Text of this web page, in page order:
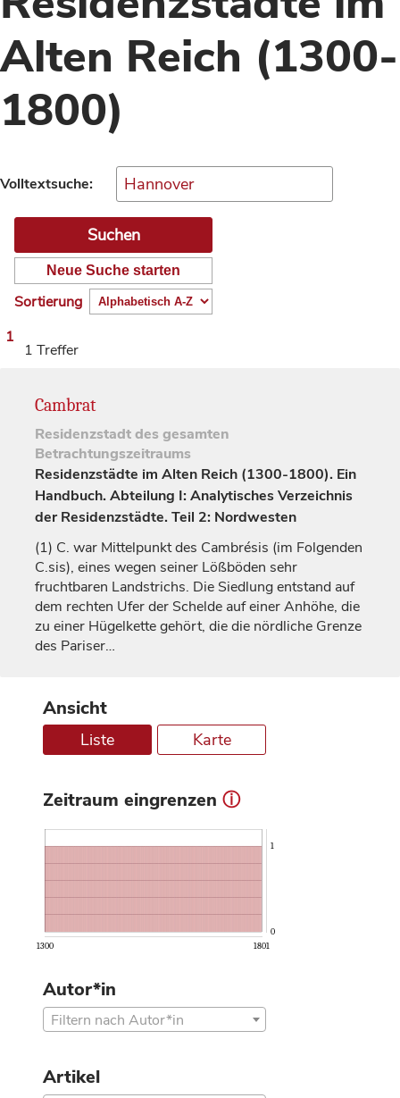
Alten Reich (1300-
1800)
Volltextsuche:
Neue Suche starten
Sortierung
1
1 Treffer
Cambrat
Residenzstadtdes gesamten
Betrachtungszeitraums
Residenzstädte im Alten Reich (1300-1800). Ein
Handbuch. Abteilung I: Analytisches Verzeichnis
der Residenzstädte. Teil 2: Nordwesten
(1) C. war Mittelpunkt des Cambrésis (im Folgenden
C.sis), eines wegen seiner Lößböden sehr
fruchtbaren Landstrichs. Die Siedlung entstand auf
dem rechten Ufer der Schelde auf einer Anhöhe, die
zu einer Hügelkette gehört, die die nördliche Grenze
des Pariser…
Ansicht
Liste Karte
Zeitraum eingrenzen ⓘ
1300 1801
0
1
Autor*in
Filtern nach Autor*in
Artikel